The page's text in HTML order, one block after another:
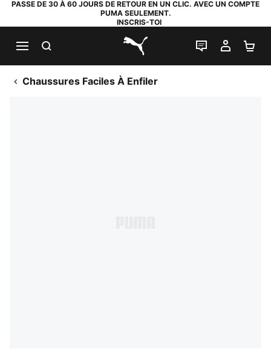
PASSE DE 30 À 60 JOURS DE RETOUR EN UN CLIC. AVEC UN COMPTE
PUMA SEULEMENT.
INSCRIS-TOI
PUMA.com
LIVE CHAT
MON
Chaussures Faciles À Enfiler